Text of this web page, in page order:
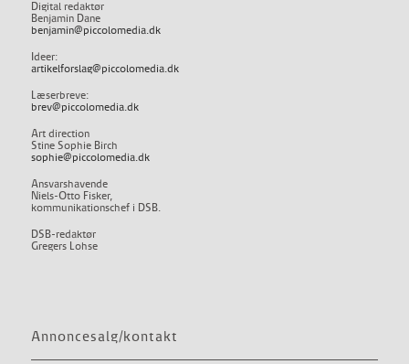
Digital redaktør
Benjamin Dane
benjamin@piccolomedia.dk
Ideer:
artikelforslag@piccolomedia.dk
Læserbreve:
brev@piccolomedia.dk
Art direction
Stine Sophie Birch
sophie@piccolomedia.dk
Ansvarshavende
Niels-Otto Fisker,
kommunikationschef i DSB.
DSB-redaktør
Gregers Lohse
Annoncesalg/kontakt